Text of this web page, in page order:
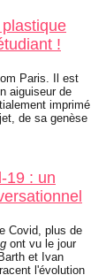
!
Paris. Il est
aiguiseur de
imprimé
de sa genèse
19 : un
Covid, plus de
ont vu le jour
et Ivan
l'évolution